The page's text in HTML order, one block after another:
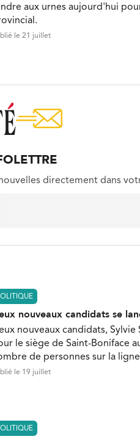
aux urnes aujourd'hui
le 21 juillet
directement dans
nouveaux candidats se
nouveaux candidats,
le siège de Saint-Boniface
de personnes sur la
le 19 juillet